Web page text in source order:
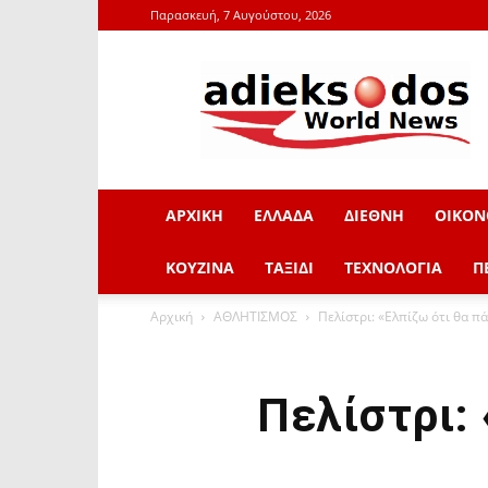
Παρασκευή, 7 Αυγούστου, 2026
adieksodos.gr
ΑΡΧΙΚΗ ΕΛΛΑΔΑ ΔΙΕΘΝΗ
ΚΟΥΖΙΝΑ ΤΑΞΙΔΙ ΤΕΧΝΟΛΟΓΙΑ
Αρχική ΑΘΛΗΤΙΣΜΟΣ Πελίστρι: «Ελπίζω ότι θα